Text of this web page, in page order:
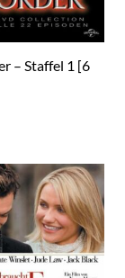
– Staffel 1 [6